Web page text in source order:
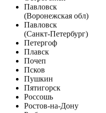
Павловск
(Воронежская обл)
Павловск
(Санкт-Петербург)
Петергоф
Плавск
Почеп
Псков
Пушкин
Пятигорск
Россошь
Ростов-на-Дону